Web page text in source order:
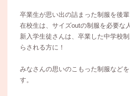
卒業生が思い出の詰まった制服を後輩
在校生は、サイズoutの制服を必要な
新入学生徒さんは、卒業した中学校
らされる方に！
みなさんの思いのこもった制服など
す。